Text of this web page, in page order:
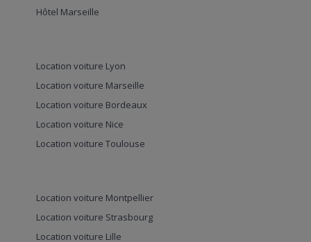
Hôtel Marseille
Location voiture Lyon
Location voiture Marseille
Location voiture Bordeaux
Location voiture Nice
Location voiture Toulouse
Location voiture Montpellier
Location voiture Strasbourg
Location voiture Lille